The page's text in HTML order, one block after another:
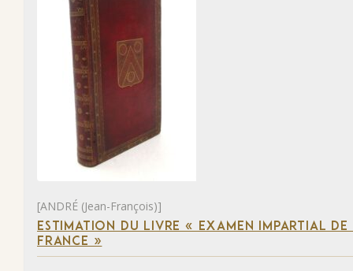
[ANDRÉ (Jean-François)]
ESTIMATION DU LIVRE « EXAMEN IMPARTIAL
FRANCE »